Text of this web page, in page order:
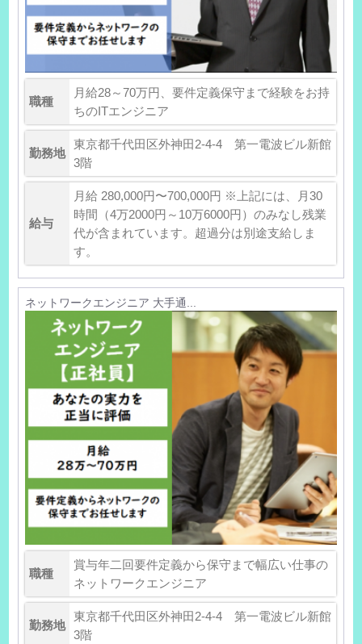
職種
月給28～70万円、要件定義保守まで経験をお持
ちのITエンジニア
勤務地
東京都千代田区外神田2-4-4 第一電波ビル新館
3階
給与
月給 280,000円〜700,000円 ※上記には、月30
時間（4万2000円～10万6000円）のみなし残業
代が含まれています。超過分は別途支給しま
す。
ネットワークエンジニア 大手通...
職種
賞与年二回要件定義から保守まで幅広い仕事の
ネットワークエンジニア
勤務地
東京都千代田区外神田2-4-4 第一電波ビル新館
3階